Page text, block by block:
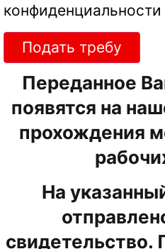
конфиденциальности
Подать требу
Переданное
появятся на
прохождения
На